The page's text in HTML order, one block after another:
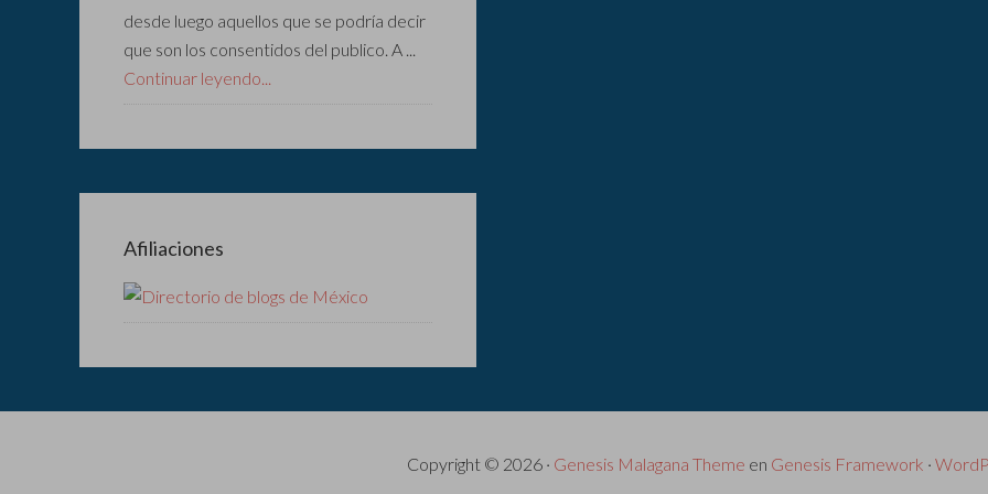
desde luego aquellos que se podría decir
que son los consentidos del publico. A ...
Continuar leyendo...
Afiliaciones
Copyright © 2026 · Genesis Malagana Theme en Genesis Framework ·